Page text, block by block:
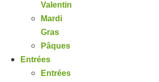
Valentin
Mardi
Gras
Pâques
Entrées
Entrées